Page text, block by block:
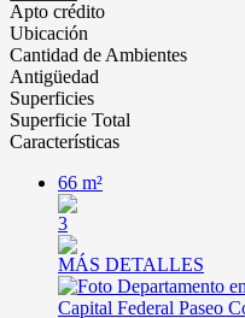
Apto crédito
Ubicación
Cantidad de Ambientes
Antigüedad
Superficies
Superficie Total
Características
66 m²
3
MÁS DETALLES